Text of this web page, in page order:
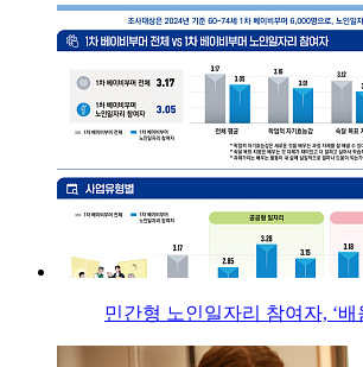
민간형 노인일자리 참여자, ‘